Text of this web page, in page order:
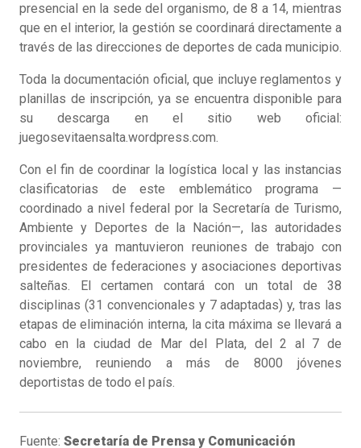
presencial en la sede del organismo, de 8 a 14, mientras
que en el interior, la gestión se coordinará directamente a
través de las direcciones de deportes de cada municipio.
Toda la documentación oficial, que incluye reglamentos y
planillas de inscripción, ya se encuentra disponible para
su descarga en el sitio web oficial:
juegosevitaensalta.wordpress.com.
Con el fin de coordinar la logística local y las instancias
clasificatorias de este emblemático programa —
coordinado a nivel federal por la Secretaría de Turismo,
Ambiente y Deportes de la Nación—, las autoridades
provinciales ya mantuvieron reuniones de trabajo con
presidentes de federaciones y asociaciones deportivas
salteñas. El certamen contará con un total de 38
disciplinas (31 convencionales y 7 adaptadas) y, tras las
etapas de eliminación interna, la cita máxima se llevará a
cabo en la ciudad de Mar del Plata, del 2 al 7 de
noviembre, reuniendo a más de 8000 jóvenes
deportistas de todo el país.
Fuente: Secretaría de Prensa y Comunicación